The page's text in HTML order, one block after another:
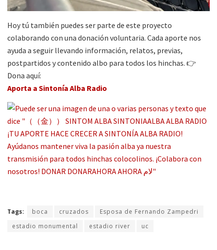
Hoy tú también puedes ser parte de este proyecto
colaborando con una donación voluntaria. Cada aporte nos
ayuda a seguir llevando información, relatos, previas,
postpartidos y contenido albo para todos los hinchas. 👉
Dona aquí:
Aporta a Sintonía Alba Radio
Tags: boca cruzados
Esposa de Fernando Zampedri
estadio monumental
estadio river uc